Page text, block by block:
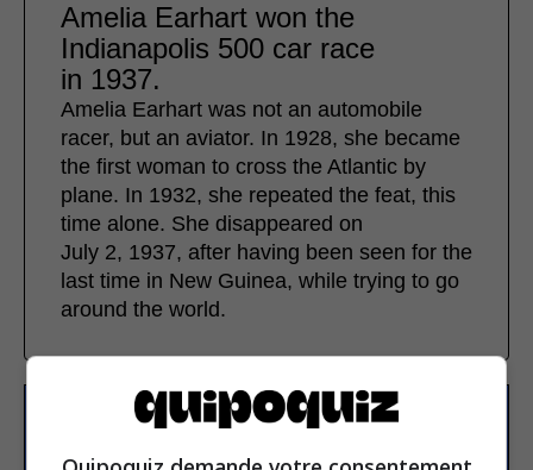
Amelia Earhart won the
Indianapolis 500 car race
in 1937.
Amelia Earhart was not an automobile
racer, but an aviator. In 1928, she became
the first woman to cross the Atlantic by
plane. In 1932, she repeated the feat, this
time alone. She disappeared on
July 2, 1937, after having been seen for the
last time in New Guinea, while trying to go
around the world.
Subscribe to our